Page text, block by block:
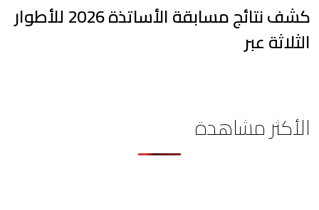
كشف نتائج مسابقة الأساتذة 2026 للأطوار
الثلاثة عبر
الأكثر مشاهدة